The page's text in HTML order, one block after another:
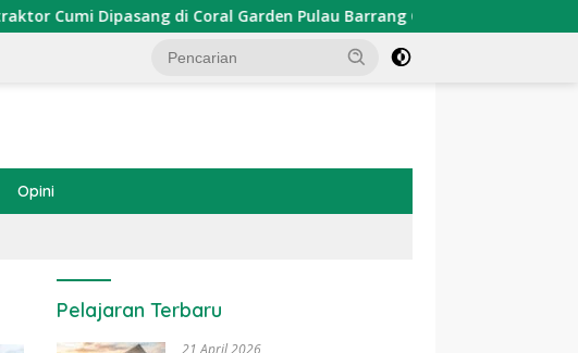
di Coral Garden Pulau Barrang Caddi
Opini
Pelajaran Terbaru
21 April 2026